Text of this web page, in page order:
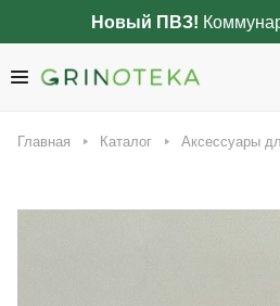
Новый ПВЗ!
Главная Каталог Аксессуары